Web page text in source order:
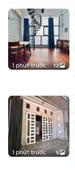
1 phút trước 12
1 phút trước 5